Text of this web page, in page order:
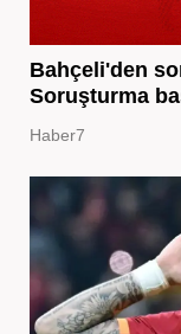
Bahçeli'den
Soruşturma
Haber7